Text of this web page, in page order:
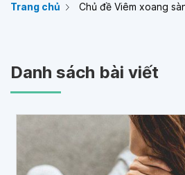
Trang chủ Chủ đề Viêm xoang
Danh sách bài viết